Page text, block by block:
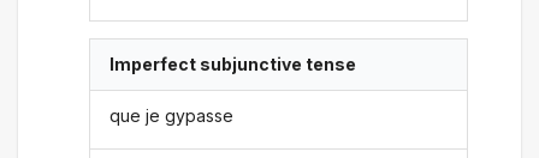
Imperfect subjunctive tense
que je gypasse